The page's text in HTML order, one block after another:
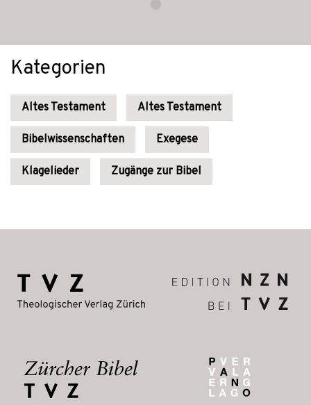
Kategorien
Altes Testament Altes Testament
Bibelwissenschaften Exegese
Klagelieder Zugänge zur Bibel